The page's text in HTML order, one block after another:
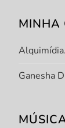
MINHA
Ganesha